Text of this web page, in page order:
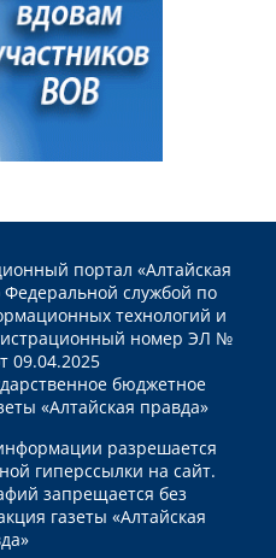
портал «Алтайская
Федеральной службой по
технологий и
номер ЭЛ №
09.04.2025
бюджетное
«Алтайская правда»
разрешается
гиперссылки на сайт.
запрещается без
газеты «Алтайская